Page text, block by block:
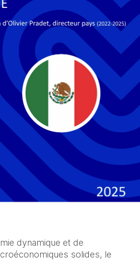
dynamique et de
solides, le